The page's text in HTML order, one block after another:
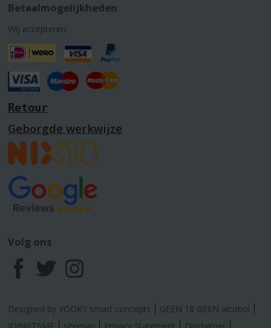
Betaalmogelijkheden
Wij accepteren:
Retour
Geborgde werkwijze
Volg ons
F
a
T
w
I
n
Designed by YOOKY smart concepts
GEEN 18 GEEN alcohol